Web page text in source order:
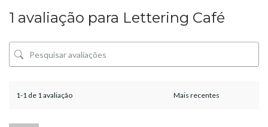
1 avaliação para Lettering Café
1-1 de 1 avaliação